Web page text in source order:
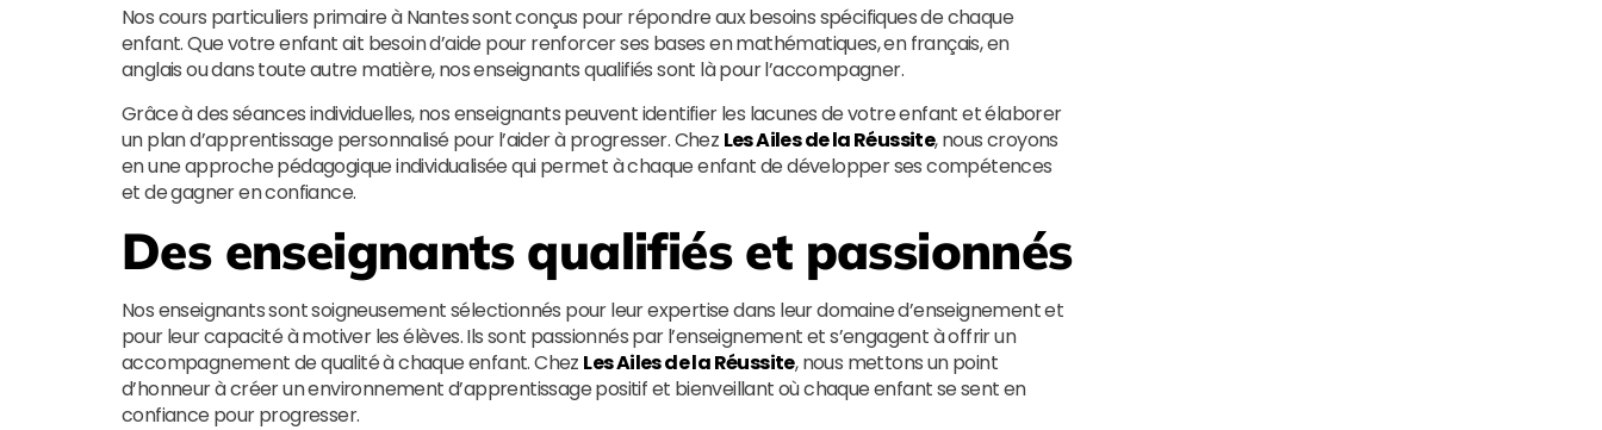
Nos cours particuliers primaire à Nantes sont conçus pour répondre aux besoins spécifiques de chaque
enfant. Que votre enfant ait besoin d’aide pour renforcer ses bases en mathématiques, en français, en
anglais ou dans toute autre matière, nos enseignants qualifiés sont là pour l’accompagner.
Grâce à des séances individuelles, nos enseignants peuvent identifier les lacunes de votre enfant et élaborer
un plan d’apprentissage personnalisé pour l’aider à progresser. Chez Les Ailes de la Réussite, nous croyons
en une approche pédagogique individualisée qui permet à chaque enfant de développer ses compétences
et de gagner en confiance.
Des enseignants qualifiés et passionnés
Nos enseignants sont soigneusement sélectionnés pour leur expertise dans leur domaine d’enseignement et
pour leur capacité à motiver les élèves. Ils sont passionnés par l’enseignement et s’engagent à offrir un
accompagnement de qualité à chaque enfant. Chez Les Ailes de la Réussite, nous mettons un point
d’honneur à créer un environnement d’apprentissage positif et bienveillant où chaque enfant se sent en
confiance pour progresser.